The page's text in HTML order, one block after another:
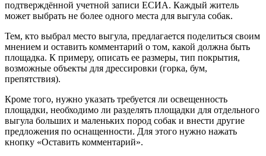
подтверждённой учетной записи ЕСИА. Каждый житель
может выбрать не более одного места для выгула собак.
Тем, кто выбрал место выгула, предлагается поделиться своим
мнением и оставить комментарий о том, какой должна быть
площадка. К примеру, описать ее размеры, тип покрытия,
возможные объекты для дрессировки (горка, бум,
препятствия).
Кроме того, нужно указать требуется ли освещенность
площадки, необходимо ли разделять площадки для отдельного
выгула больших и маленьких пород собак и внести другие
предложения по оснащенности. Для этого нужно нажать
кнопку «Оставить комментарий».